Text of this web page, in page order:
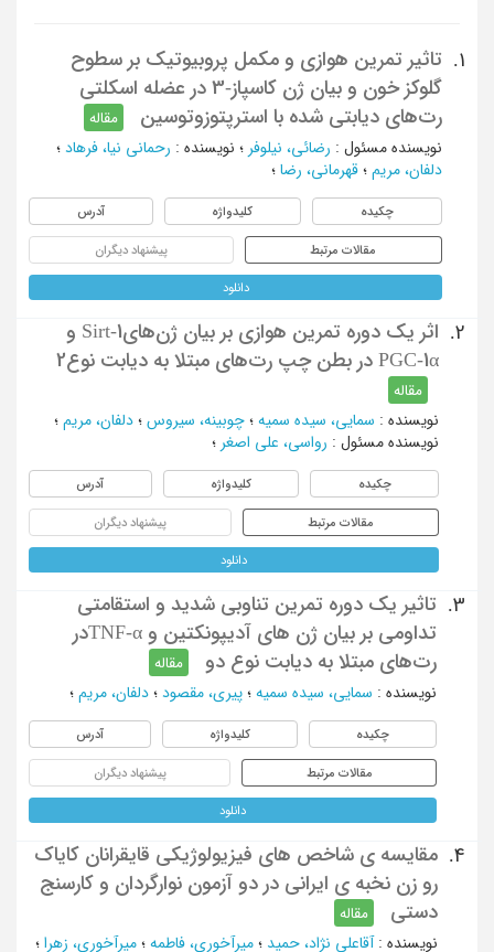
1.
تاثیر تمرین هوازی و مکمل پروبیوتیک بر سطوح
گلوکز خون و بیان ژن کاسپاز-3 در عضله اسکلتی
رت‌‌های دیابتی شده با استرپتوزوتوسین
مقاله
نویسنده مسئول : رضائی، نیلوفر ؛ نویسنده : رحمانی نیا، فرهاد ؛
دلفان، مریم ؛ قهرمانی، رضا ؛
چکیده کلیدواژه آدرس
مقالات مرتبط پیشنهاد دیگران
دانلود
2.
اثر یک دوره تمرین هوازی بر بیان ژن‌هایSirt-1 و
PGC-1α در بطن چپ رت‌های مبتلا به دیابت نوع2
مقاله
نویسنده : سمایی، سیده سمیه ؛ چوبینه، سیروس ؛ دلفان، مریم ؛
نویسنده مسئول : رواسی، علی اصغر ؛
چکیده کلیدواژه آدرس
مقالات مرتبط پیشنهاد دیگران
دانلود
3.
تاثیر یک دوره تمرین تناوبی شدید و استقامتی
تداومی بر بیان ژن های آدیپونکتین و TNF-αدر
رت‌های مبتلا به دیابت نوع دو
مقاله
نویسنده : سمایی، سیده سمیه ؛ پیری، مقصود ؛ دلفان، مریم ؛
چکیده کلیدواژه آدرس
مقالات مرتبط پیشنهاد دیگران
دانلود
4.
مقایسه ی شاخص های فیزیولوژیکی قایقرانان کایاک
رو زن نخبه ی ایرانی در دو آزمون نوارگردان و کارسنج
دستی
مقاله
نویسنده : آقاعلی نژاد، حمید ؛ میرآخوری، فاطمه ؛ میرآخوری، زهرا ؛